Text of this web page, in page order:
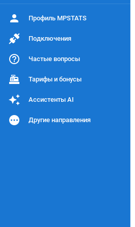
Профиль MPSTATS
Подключения
Частые вопросы
Тарифы и бонусы
Ассистенты AI
Другие направления